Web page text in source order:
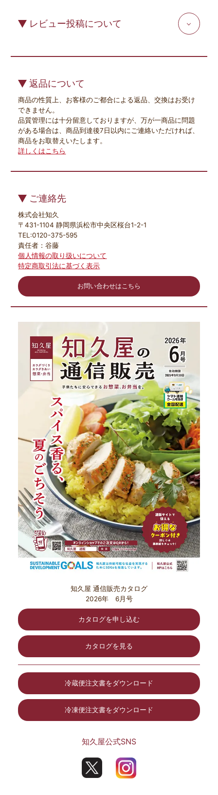
レビュー投稿について
返品について
商品の性質上、お客様のご都合による返品、交換はお受け
できません。
品質管理には十分留意しておりますが、万が一商品に問題
がある場合は、商品到達後7日以内にご連絡いただければ、
商品をお取替えいたします。
詳しくはこちら
ご連絡先
株式会社知久
〒431-1104 静岡県浜松市中央区桜台1-2-1
TEL:0120-375-595
責任者：谷藤
個人情報の取り扱いについて
特定商取引法に基づく表示
お問い合わせはこちら
知久屋 通信販売カタログ
2026年 6月号
カタログを申し込む
カタログを見る
冷蔵便注文書をダウンロード
冷凍便注文書をダウンロード
知久屋公式SNS